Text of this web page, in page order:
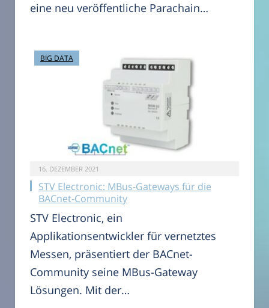
eine neu veröffentliche Parachain…
BIG DATA
16. DEZEMBER 2021
STV Electronic: MBus-Gateways für die
BACnet-Community
STV Electronic, ein
Applikationsentwickler für vernetztes
Messen, präsentiert der BACnet-
Community seine MBus-Gateway
Lösungen. Mit der…